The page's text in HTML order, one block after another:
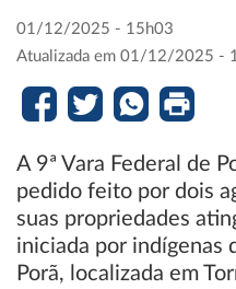
01/12/2025 - 15h03
Atualizada em 01/12/2025 -
A 9ª Vara Federal de
pedido feito por dois
suas propriedades
iniciada por indígenas
Porã, localizada em